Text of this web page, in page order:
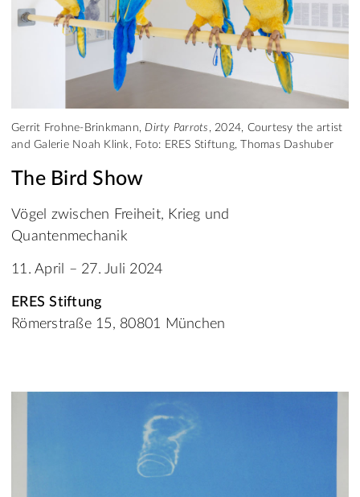
Gerrit Frohne-Brinkmann, Dirty Parrots , 2024, Courtesy the artist
and Galerie Noah Klink, Foto: ERES Stiftung, Thomas Dashuber
The Bird Show
Vögel zwischen Freiheit, Krieg und
Quantenmechanik
11. April – 27. Juli 2024
ERES Stiftung
Römerstraße 15, 80801 München